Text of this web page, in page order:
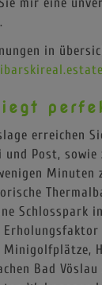
in
erreichen
und Post, sowie
Minuten
Schlosspark
Minigolfplätze,
Bad Vöslau